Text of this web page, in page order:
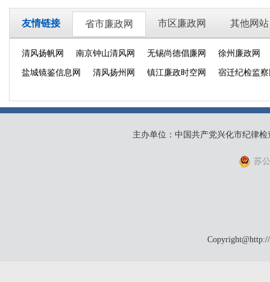
友情链接 省市廉政网 市区廉政网 其他网站
清风扬帆网 南京钟山清风网 无锡尚德倡廉网 徐州廉政网
盐城镜鉴信息网 清风扬州网 镇江廉政时空网 宿迁纪检监
主办单位：中国共产党兴化市纪律
苏